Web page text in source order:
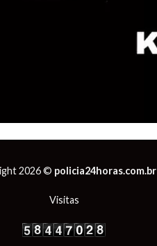
2026 © policia24horas.com.br
Visitas